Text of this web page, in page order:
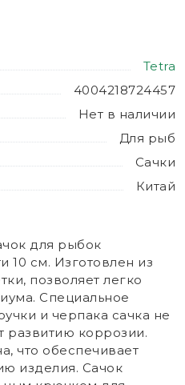
Tetra
4004218724457
Нет в наличии
Для рыб
Сачки
Китай
для рыбок
10 см. Изготовлен из
позволяет легко
Специальное
и черпака сачка не
развитию коррозии.
что обеспечивает
изделия. Сачок